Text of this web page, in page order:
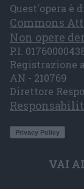
Quest'opera è
Commons
Non opere
P.I.
Registrazione
AN - 210769
Direttore
VAI